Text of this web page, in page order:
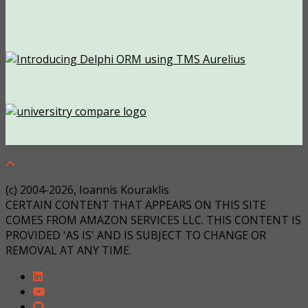
(c) 2004-2026, Ioannis Kouraklis
CERTAIN CONTENT THAT APPEARS ON THIS SITE
COMES FROM AMAZON SERVICES LLC. THIS CONTENT IS
PROVIDED 'AS IS' AND IS SUBJECT TO CHANGE OR
REMOVAL AT ANY TIME.